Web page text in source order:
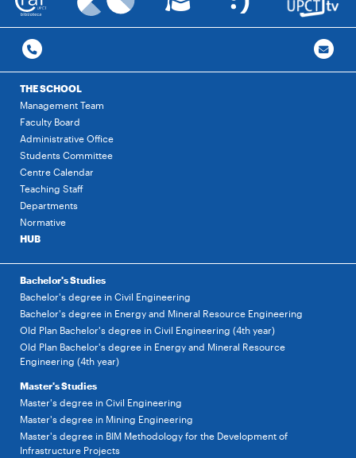
THE SCHOOL
Management Team
Faculty Board
Administrative Office
Students Committee
Centre Calendar
Teaching Staff
Departments
Normative
HUB
Bachelor's Studies
Bachelor's degree in Civil Engineering
Bachelor's degree in Energy and Mineral Resource Engineering
Old Plan Bachelor's degree in Civil Engineering (4th year)
Old Plan Bachelor's degree in Energy and Mineral Resource
Engineering (4th year)
Master's Studies
Master's degree in Civil Engineering
Master's degree in Mining Engineering
Master's degree in BIM Methodology for the Development of
Infrastructure Projects